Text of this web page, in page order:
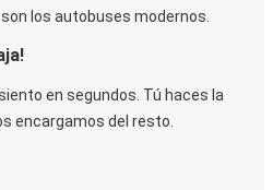
los autobuses modernos.
en segundos. Tú haces la
encargamos del resto.